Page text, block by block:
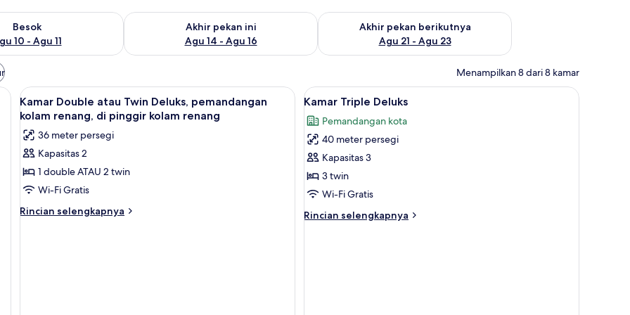
Besok
10 - Agu 11
untuk besok Agu 10 - Agu 11
Akhir pekan ini
Agu 14 - Agu 16
Periksa ketersediaan untuk akhir pekan ini Agu 14 - Agu 16
Akhir pekan berikutnya
Agu 21 - Agu 23
Periksa ketersediaan untuk akhir pekan berikutnya Agu 21 -
Menampilkan 8 dari 8 kamar
Lihat
semua
foto
untuk
Kamar
Double
atau
Twin
Kamar Double atau Twin Deluks, pemandangan kolam renang, di pinggir kolam renang | Minibar, meja kerja,
3
Kamar Double atau Twin Deluks, pemandangan
kolam renang, di pinggir kolam renang
36 meter persegi
Kapasitas 2
1 double ATAU 2 twin
Wi-Fi Gratis
Rincian selengkapnya
Rincian
Lihat
semua
foto
untuk
Kamar
Triple
Deluks
Kamar Triple Deluks | Minibar, meja kerja,
1
Kamar Triple Deluks
Pemandangan kota
40 meter persegi
Kapasitas 3
3 twin
Wi-Fi Gratis
Rincian selengkapnya
Rincian